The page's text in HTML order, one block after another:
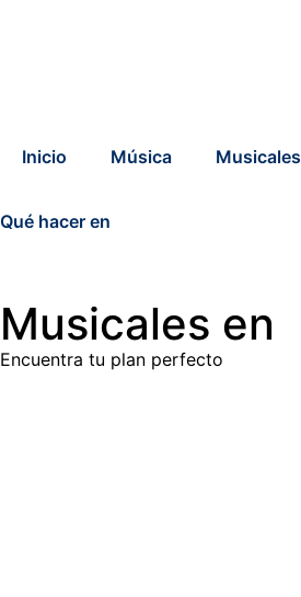
Inicio Música Musicales
Qué hacer en
Musicales en
Encuentra tu plan perfecto